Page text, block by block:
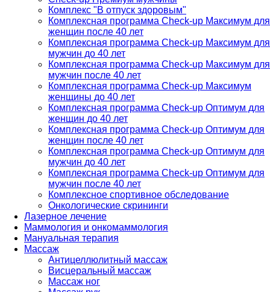
Комплекс "В отпуск здоровым"
Комплексная программа Check-up Максимум для
женщин после 40 лет
Комплексная программа Check-up Максимум для
мужчин до 40 лет
Комплексная программа Check-up Максимум для
мужчин после 40 лет
Комплексная программа Check-up Максимум
женщины до 40 лет
Комплексная программа Check-up Оптимум для
женщин до 40 лет
Комплексная программа Check-up Оптимум для
женщин после 40 лет
Комплексная программа Check-up Оптимум для
мужчин до 40 лет
Комплексная программа Check-up Оптимум для
мужчин после 40 лет
Комплексное спортивное обследование
Онкологические скрининги
Лазерное лечение
Маммология и онкомаммология
Мануальная терапия
Массаж
Антицеллюлитный массаж
Висцеральный массаж
Массаж ног